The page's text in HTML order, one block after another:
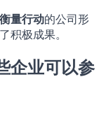
量行动的公司形
积极成果。
企业可以参